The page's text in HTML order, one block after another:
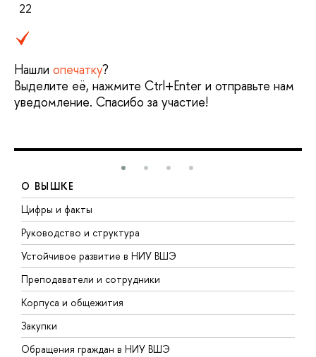
22
Нашли опечатку?
Выделите её, нажмите Ctrl+Enter и отправьте нам
уведомление. Спасибо за участие!
О ВЫШКЕ
Цифры и факты
Руководство и структура
Устойчивое развитие в НИУ ВШЭ
Преподаватели и сотрудники
Корпуса и общежития
Закупки
Обращения граждан в НИУ ВШЭ